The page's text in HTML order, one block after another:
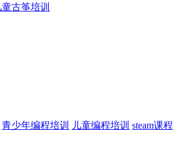
童古筝培训
青少年编程培训 儿童编程培训 steam课